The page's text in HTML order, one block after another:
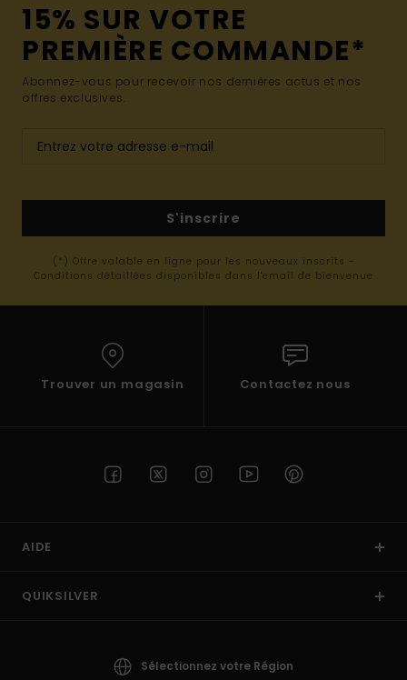
15% SUR VOTRE
PREMIÈRE COMMANDE*
Abonnez-vous pour recevoir nos dernières actus et nos
offres exclusives.
S'inscrire
(*) Offre valable en ligne pour les nouveaux inscrits -
Conditions détaillées disponibles dans l'email de bienvenue
Trouver un magasin Contactez nous
AIDE
QUIKSILVER
Sélectionnez votre Région